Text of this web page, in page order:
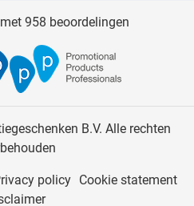
is 86
958 beoordelingen
B.V. Alle rechten
policy Cookie statement